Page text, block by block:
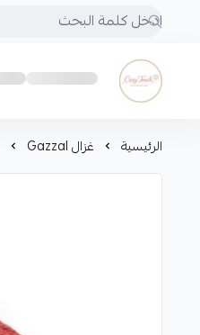
Cozy touch
الرئيسية غزال Gazzal